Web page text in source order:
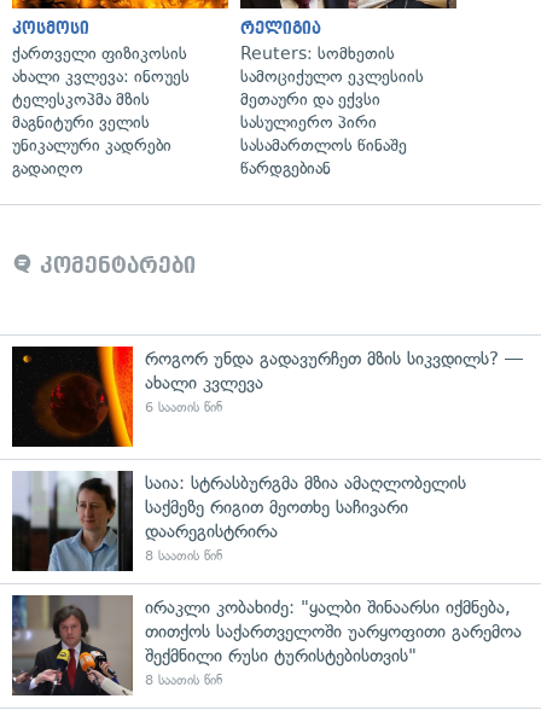
კოსმოსი
ქართველი ფიზიკოსის
ახალი კვლევა: ინოუეს
ტელესკოპმა მზის
მაგნიტური ველის
უნიკალური კადრები
გადაიღო
რელიგია
Reuters: სომხეთის
სამოციქულო ეკლესიის
მეთაური და ექვსი
სასულიერო პირი
სასამართლოს წინაშე
წარდგებიან
კომენტარები
როგორ უნდა გადავურჩეთ მზის სიკვდილს? —
ახალი კვლევა
6 საათის წინ
საია: სტრასბურგმა მზია ამაღლობელის
საქმეზე რიგით მეოთხე საჩივარი
დაარეგისტრირა
8 საათის წინ
ირაკლი კობახიძე: "ყალბი შინაარსი იქმნება,
თითქოს საქართველოში უარყოფითი გარემოა
შექმნილი რუსი ტურისტებისთვის"
8 საათის წინ